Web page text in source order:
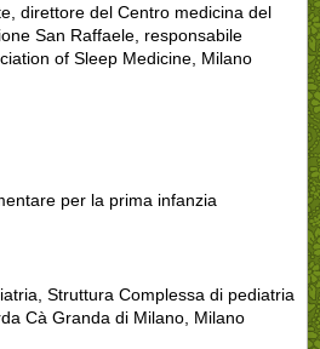
direttore del Centro medicina del
San Raffaele, responsabile
of Sleep Medicine, Milano
per la prima infanzia
Struttura Complessa di pediatria
Cà Granda di Milano, Milano